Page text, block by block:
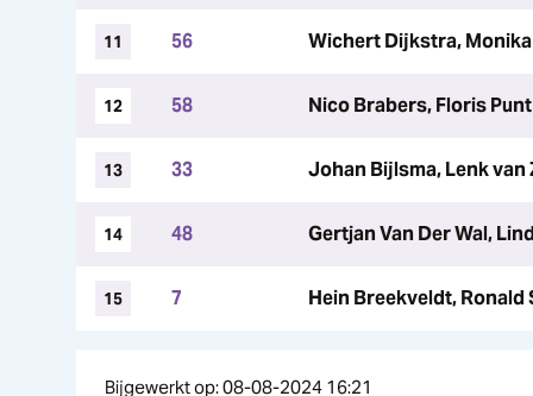
11 56 Wichert Dijkstra,
12 58 Nico Brabers, Floris Punt
13 33 Johan Bijlsma, Lenk
14 48 Gertjan Van Der Wal,
15 7 Hein Breekveldt, Ronald
Bijgewerkt op: 08-08-2024 16:21